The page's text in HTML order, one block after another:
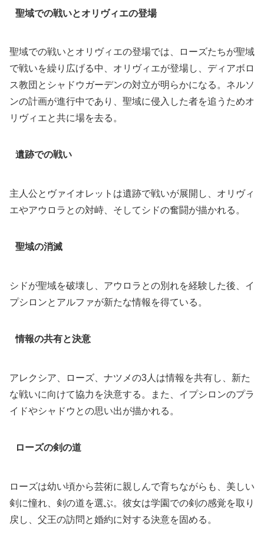
聖域での戦いとオリヴィエの登場
聖域での戦いとオリヴィエの登場では、ローズたちが聖域
で戦いを繰り広げる中、オリヴィエが登場し、ディアボロ
ス教団とシャドウガーデンの対立が明らかになる。ネルソ
ンの計画が進行中であり、聖域に侵入した者を追うためオ
リヴィエと共に場を去る。
遺跡での戦い
主人公とヴァイオレットは遺跡で戦いが展開し、オリヴィ
エやアウロラとの対峙、そしてシドの奮闘が描かれる。
聖域の消滅
シドが聖域を破壊し、アウロラとの別れを経験した後、イ
プシロンとアルファが新たな情報を得ている。
情報の共有と決意
アレクシア、ローズ、ナツメの3人は情報を共有し、新た
な戦いに向けて協力を決意する。また、イプシロンのプラ
イドやシャドウとの思い出が描かれる。
ローズの剣の道
ローズは幼い頃から芸術に親しんで育ちながらも、美しい
剣に憧れ、剣の道を選ぶ。彼女は学園での剣の感覚を取り
戻し、父王の訪問と婚約に対する決意を固める。